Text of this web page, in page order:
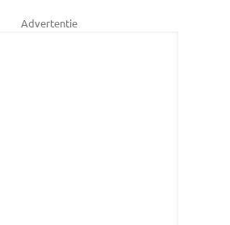
Advertentie